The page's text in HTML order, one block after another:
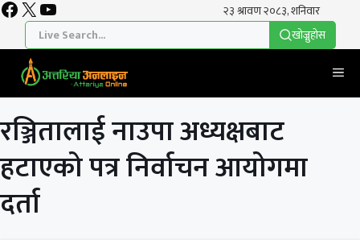
Skip
content
Facebook
X YouTube
खाेज्नुहाेस
रञ्जितालाई नाउपा अध्यक्षबाट
हटाएको पत्र निर्वाचन आयोगमा
दर्ता